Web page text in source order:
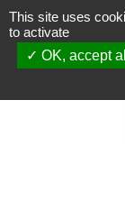
Aller
au
contenu
This site uses
to activate
OK, accept all